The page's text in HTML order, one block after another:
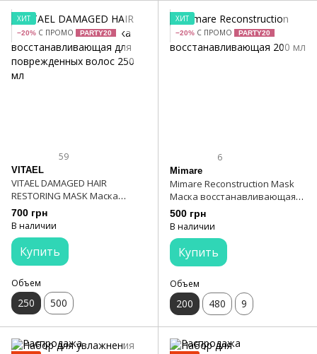
ХИТ
−20% С ПРОМО PARTY20
59
VITAEL
VITAEL DAMAGED HAIR
RESTORING MASK Маска
восстанавливающая для
поврежденных волос 250 мл
700 грн
В наличии
Купить
Объем
250 500
ХИТ
−20% С ПРОМО PARTY20
6
Mimare
Mimare Reconstruction Mask
Маска восстанавливающая
200 мл
500 грн
В наличии
Купить
Объем
200 480 9